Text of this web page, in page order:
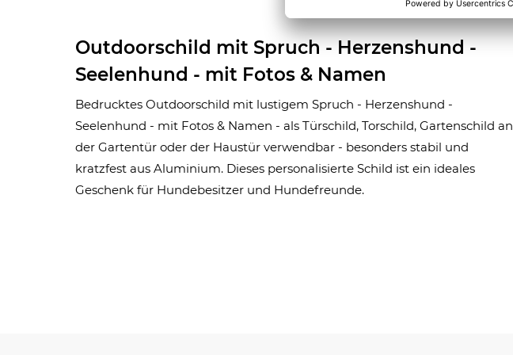
Outdoorschild mit Spruch - Herzenshund -
Seelenhund - mit Fotos & Namen
Bedrucktes Outdoorschild mit lustigem Spruch - Herzenshund -
Seelenhund - mit Fotos & Namen - als Türschild, Torschild, Gartenschild an
der Gartentür oder der Haustür verwendbar - besonders stabil und
kratzfest aus Aluminium. Dieses personalisierte Schild ist ein ideales
Geschenk für Hundebesitzer und Hundefreunde.